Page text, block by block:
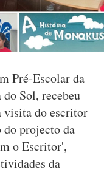
Pré-Escolar da
Sol, recebeu
visita do escritor
do projecto da
o Escritor',
da